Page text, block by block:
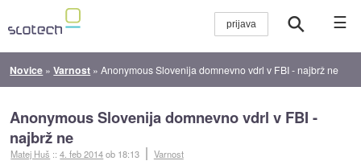
☰
Novice »Varnost »Anonymous Slovenija domnevno vdrl v FBI - najbrž ne
Anonymous Slovenija domnevno vdrl v FBI -
najbrž ne
Matej Huš ::4. feb 2014ob 18:13 Varnost